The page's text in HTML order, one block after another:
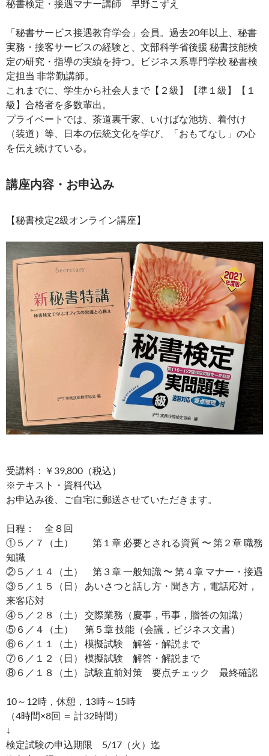
秘書検定・接遇マナー講師 早野こずえ
「秘書サービス接遇教育学会」会員。過去20年以上、秘書
実務・接客サービスの経験と、文部科学省後援 秘書技能検
定の研究・指導の実績を持つ。ビジネス系専門学校 秘書検
定担当 非常勤講師。
これまでに、学生から社会人まで【２級】【準１級】【１
級】合格者を多数輩出。
プライベートでは、茶道裏千家、いけばな池坊、着付け
（装道）等、日本の伝統文化を学び、「おもてなし」の心
を伝え続けている。
講座内容・お申込み
【秘書検定2級オンライン講座】
受講料：￥39,800（税込）
※テキスト・資料代込
お申込み後、ご自宅に郵送させていただきます。
日程： 全８回
①５／７（土） 第１章 必要とされる資質 〜 第２章 職務
知識
②５／１４（土） 第３章 一般知識 〜 第４章 マナー・接遇
③５／１５（日） あいさつと話し方・聞き方，電話応対，
来客応対
④５／２８（土） 交際業務（慶事，弔事，贈答の知識）
⑤６／４（土） 第５章 技能（会議，ビジネス文書）
⑥６／１１（土） 模擬試験 解答・解説まで
⑦６／１２（日） 模擬試験 解答・解説まで
⑧６／１８（土） 試験直前対策 要点チェック 最終確認
10～12時，休憩，13時～15時
（4時間×8回 ＝ 計32時間）
↓
検定試験の申込期限 5/17（火）迄